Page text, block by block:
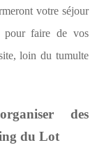
votre séjour
pour faire de vos
loin du tumulte
des
du Lot